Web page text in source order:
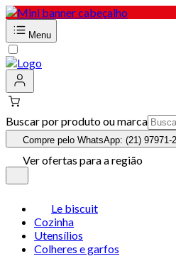
Menu
Buscar por produto ou marca
Compre pelo WhatsApp: (21) 97971-
Ver ofertas para a região
Le biscuit
Cozinha
Utensílios
Colheres e garfos